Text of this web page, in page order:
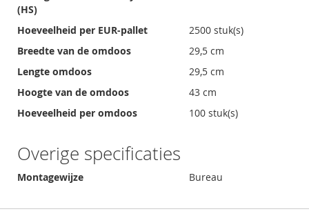
(HS)
Hoeveelheid per EUR-pallet
2500 stuk(s)
Breedte van de omdoos
29,5 cm
Lengte omdoos
29,5 cm
Hoogte van de omdoos
43 cm
Hoeveelheid per omdoos
100 stuk(s)
Overige specificaties
Montagewijze Bureau